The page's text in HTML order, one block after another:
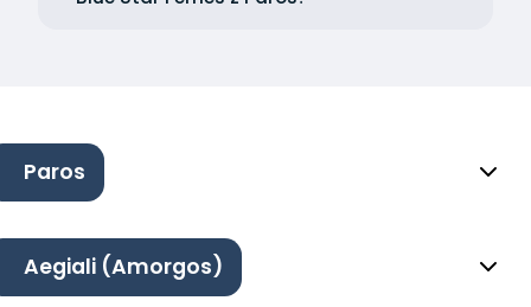
Paros
Aegiali (Amorgos)